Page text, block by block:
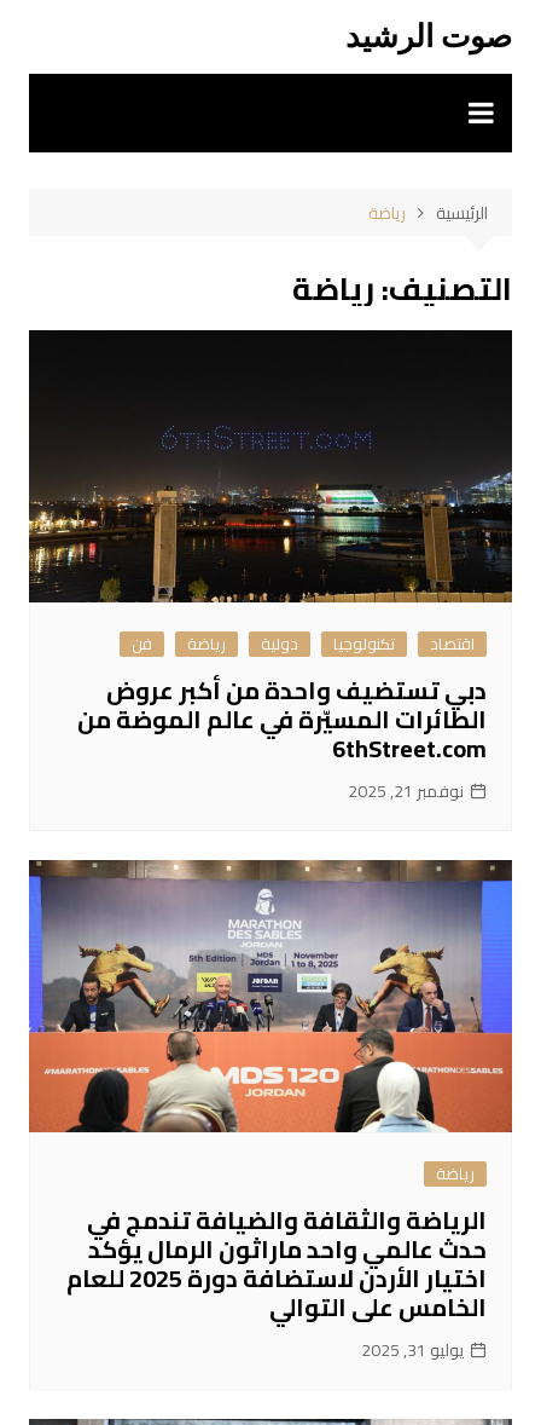
المحتوى
صوت الرشيد
الرئيسية رياضة
التصنيف:رياضة
اقتصاد تكنولوجيا دولية رياضة فن
دبي تستضيف واحدة من أكبر عروض
الطائرات المسيّرة في عالم الموضة من
6thStreet.com
نوفمبر 21, 2025
رياضة
الرياضة والثقافة والضيافة تندمج في
حدث عالمي واحد ماراثون الرمال يؤكد
اختيار الأردن لاستضافة دورة 2025 للعام
الخامس على التوالي
يوليو 31, 2025